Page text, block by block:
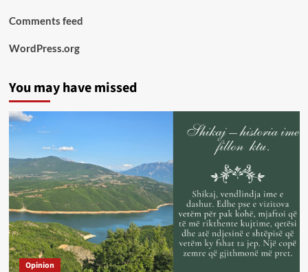
Comments feed
WordPress.org
You may have missed
Opinion